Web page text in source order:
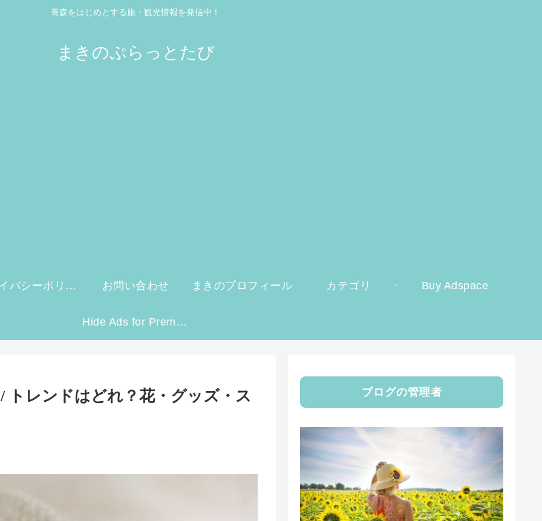
青森をはじめとする旅・観光情報を発信中！
まきのぷらっとたび
プライバシーポリシー お問い合わせ まきのプロフィール カテゴリ Buy Adspace
Hide Ads for Premium Members
トレンドはどれ？花・グッズ・ス
ブログの管理者